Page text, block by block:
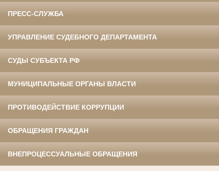
ПРЕСС-СЛУЖБА
УПРАВЛЕНИЕ СУДЕБНОГО ДЕПАРТАМЕНТА
СУДЫ СУБЪЕКТА РФ
МУНИЦИПАЛЬНЫЕ ОРГАНЫ ВЛАСТИ
ПРОТИВОДЕЙСТВИЕ КОРРУПЦИИ
ОБРАЩЕНИЯ ГРАЖДАН
ВНЕПРОЦЕССУАЛЬНЫЕ ОБРАЩЕНИЯ